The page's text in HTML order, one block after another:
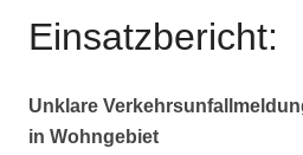
Einsatzbericht:
Unklare
in Wohngebiet